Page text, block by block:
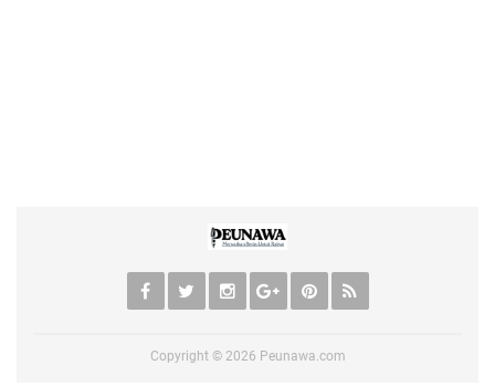
Copyright © 2026 Peunawa.com